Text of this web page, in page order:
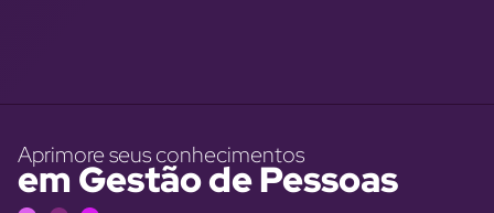
Aprimore seus conhecimentos
em Gestão de Pessoas